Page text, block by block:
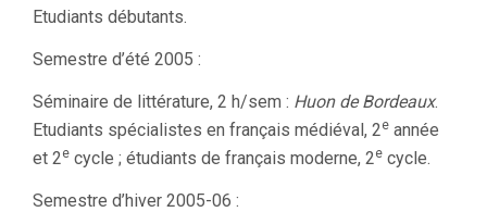
Etudiants débutants.
Semestre d’été 2005 :
Séminaire de littérature, 2 h/sem : Huon de Bordeaux.
Etudiants spécialistes en français médiéval, 2e année
et 2e cycle ; étudiants de français moderne, 2e cycle.
Semestre d’hiver 2005-06 :